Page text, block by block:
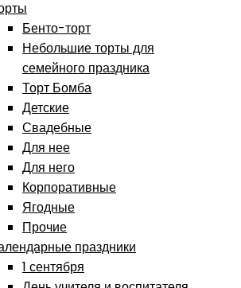
Бенто-торт
Небольшие торты для
семейного праздника
Торт Бомба
Детские
Свадебные
Для нее
Для него
Корпоративные
Ягодные
Прочие
праздники
1 сентября